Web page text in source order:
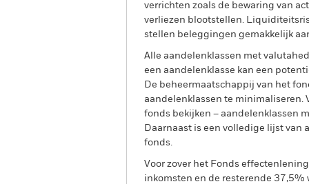
verrichten zoals de bewaring van
verliezen blootstellen.
stellen beleggingen gemakkelijk
Alle aandelenklassen met
een aandelenklasse kan een
De beheermaatschappij van het
aandelenklassen te minimaliseren.
fonds bekijken – aandelenklassen
Daarnaast is een volledige lijst
fonds.
Voor zover het Fonds
inkomsten en de resterende